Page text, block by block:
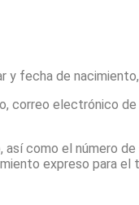
y fecha de
correo electrónico
como el número
expreso para